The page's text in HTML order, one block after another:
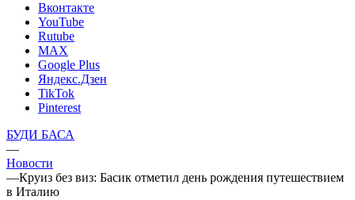
Вконтакте
YouTube
Rutube
MAX
Google Plus
Яндекс.Дзен
TikTok
Pinterest
БУДИ БАСА
—
Новости
—Круиз без виз: Басик отметил день рождения путешествием
в Италию